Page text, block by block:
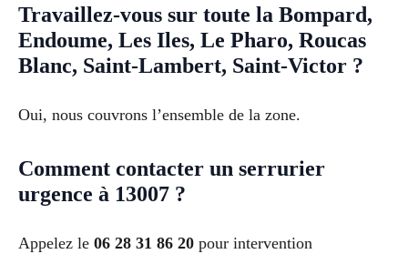
Travaillez-vous sur toute la Bompard,
Endoume, Les Iles, Le Pharo, Roucas
Blanc, Saint-Lambert, Saint-Victor ?
Oui, nous couvrons l’ensemble de la zone.
Comment contacter un serrurier
urgence à 13007 ?
Appelez le 06 28 31 86 20 pour intervention